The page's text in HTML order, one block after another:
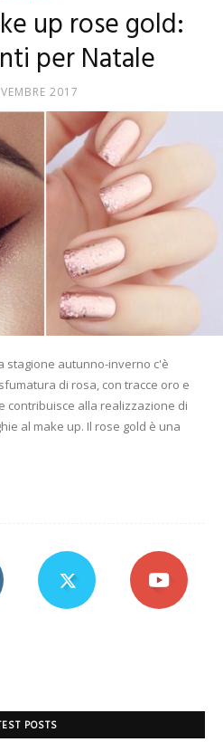
up rose gold:
per Natale
2017
stagione autunno-inverno c'è
di rosa, con tracce oro e
contribuisce alla realizzazione di
al make up. Il rose gold è una
POSTS